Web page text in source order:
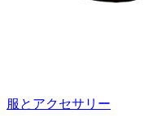
服とアクセサリー